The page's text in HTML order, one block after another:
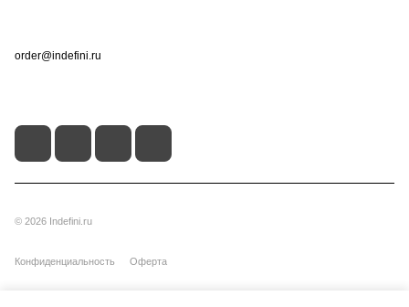
order@indefini.ru
© 2026 Indefini.ru
Конфиденциальность Оферта